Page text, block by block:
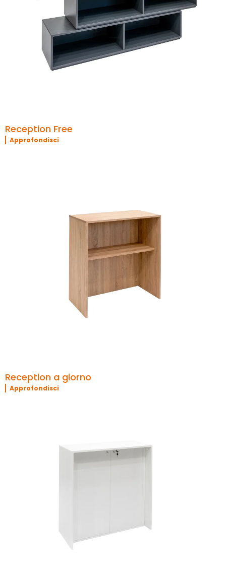
Reception Free
Approfondisci
Reception a giorno
Approfondisci